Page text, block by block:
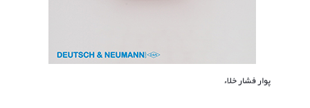
پوار فشار خلاء